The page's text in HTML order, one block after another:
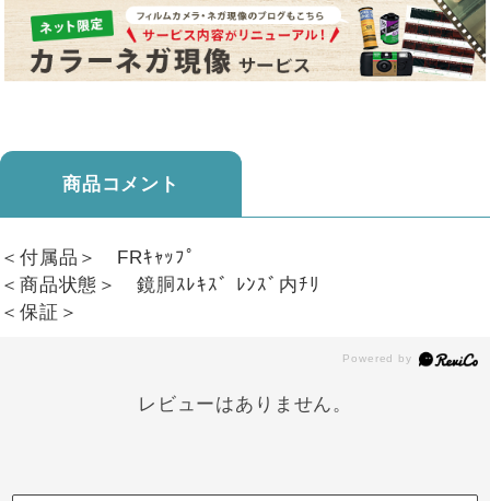
商品コメント
＜付属品＞ FRｷｬｯﾌﾟ
＜商品状態＞ 鏡胴ｽﾚｷｽﾞ ﾚﾝｽﾞ内ﾁﾘ
＜保証＞
レビューはありません。